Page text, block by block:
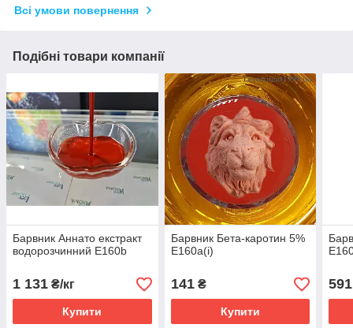
Всі умови повернення
Подібні товари компанії
Барвник Аннато екстракт
водорозчинний Е160b
1 131 ₴/кг
Купити
Барвник Бета-каротин 5%
Е160а(i)
141₴
Купити
591